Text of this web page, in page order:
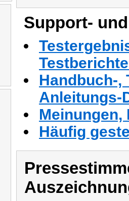
Support-
Handbuch-,
Anleitungs-
Häufig